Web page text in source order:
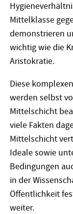
Mittelklasse
demonstrieren
wichtig wie die
Aristokratie.
Diese
werden selbst
Mittelschicht
viele Fakten
Mittelschicht
Ideale sowie
Bedingungen
in der
Öffentlichkeit
weiter.